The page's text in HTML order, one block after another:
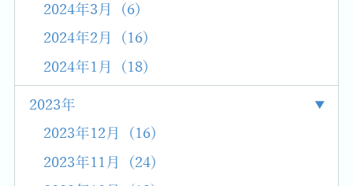
2024年3月 (6)
2024年2月 (16)
2024年1月 (18)
2023年
2023年12月 (16)
2023年11月 (24)